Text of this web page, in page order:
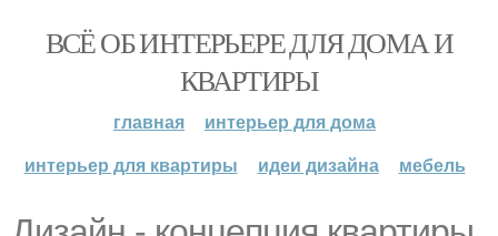
ВСЁ ОБ ИНТЕРЬЕРЕ ДЛЯ ДОМА И
КВАРТИРЫ
главная
интерьер для дома
интерьер для квартиры
идеи дизайна мебель